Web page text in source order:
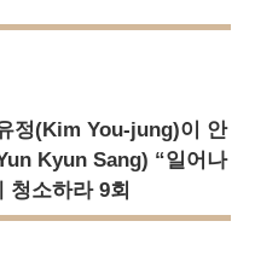
정(Kim You-jung)이 안
Kyun Sang) “일어나
청소하라 9회